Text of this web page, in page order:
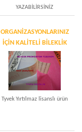
YAZABİLİRSİNİZ
ORGANIZASYONLARINIZ
IÇIN KALITELI BILEKLIK
Tyvek Yırtılmaz lisanslı ürün